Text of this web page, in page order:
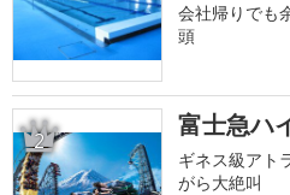
会社帰りでも
頭
2 富士急ハ
ギネス級アト
がら大絶叫